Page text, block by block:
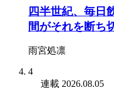
四半世紀、毎日
間がそれを断ち
雨宮処凛
4
連載 2026.08.05